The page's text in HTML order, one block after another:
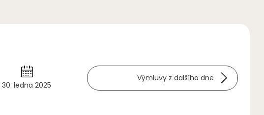
30. ledna 2025
Výmluvy z dalšího dne